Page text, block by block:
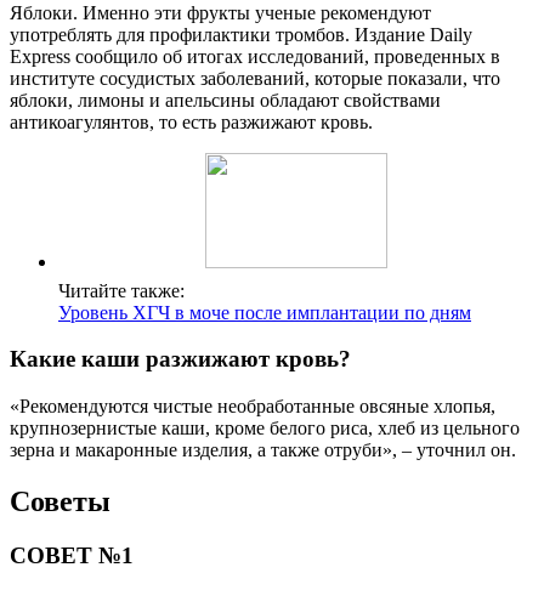
Яблоки. Именно эти фрукты ученые рекомендуют
употреблять для профилактики тромбов. Издание Daily
Express сообщило об итогах исследований, проведенных в
институте сосудистых заболеваний, которые показали, что
яблоки, лимоны и апельсины обладают свойствами
антикоагулянтов, то есть разжижают кровь.
Читайте также:
Уровень ХГЧ в моче после имплантации по дням
Какие каши разжижают кровь?
«Рекомендуются чистые необработанные овсяные хлопья,
крупнозернистые каши, кроме белого риса, хлеб из цельного
зерна и макаронные изделия, а также отруби», – уточнил он.
Советы
СОВЕТ №1